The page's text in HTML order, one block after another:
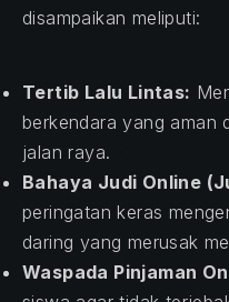
disampaikan meliputi:
Tertib Lalu Lintas:
berkendara yang aman
jalan raya.
Bahaya Judi Online
peringatan keras
daring yang merusak
Waspada Pinjaman